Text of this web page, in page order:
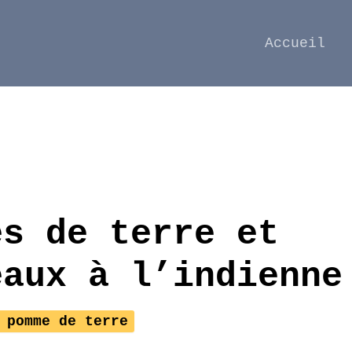
Accueil
de terre et
à l’indienne
de terre